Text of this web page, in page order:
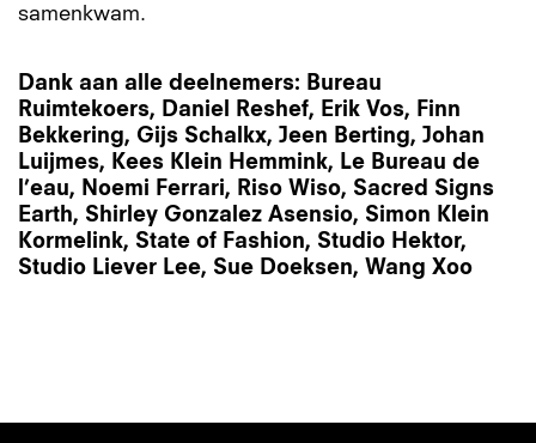
samenkwam.
Dank aan alle deelnemers: Bureau
Ruimtekoers, Daniel Reshef, Erik Vos, Finn
Bekkering, Gijs Schalkx, Jeen Berting, Johan
Luijmes, Kees Klein Hemmink, Le Bureau de
l’eau, Noemi Ferrari, Riso Wiso, Sacred Signs
Earth, Shirley Gonzalez Asensio, Simon Klein
Kormelink, State of Fashion, Studio Hektor,
Studio Liever Lee, Sue Doeksen, Wang Xoo